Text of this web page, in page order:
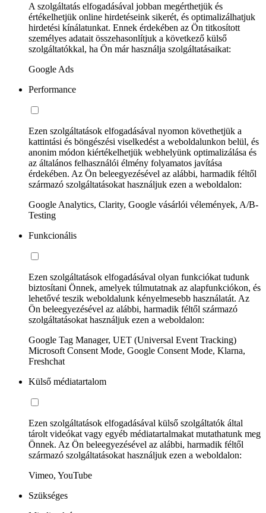
A szolgáltatás elfogadásával jobban megérthetjük és
értékelhetjük online hirdetéseink sikerét, és optimalizálhatjuk
hirdetési kínálatunkat. Ennek érdekében az Ön titkosított
személyes adatait összehasonlítjuk a következő külső
szolgáltatókkal, ha Ön már használja szolgáltatásaikat:
Google Ads
Performance
Ezen szolgáltatások elfogadásával nyomon követhetjük a
kattintási és böngészési viselkedést a weboldalunkon belül, és
anonim módon kiértékelhetjük webhelyünk optimalizálása és
az általános felhasználói élmény folyamatos javítása
érdekében. Az Ön beleegyezésével az alábbi, harmadik féltől
származó szolgáltatásokat használjuk ezen a weboldalon:
Google Analytics, Clarity, Google vásárlói vélemények, A/B-
Testing
Funkcionális
Ezen szolgáltatások elfogadásával olyan funkciókat tudunk
biztosítani Önnek, amelyek túlmutatnak az alapfunkciókon, és
lehetővé teszik weboldalunk kényelmesebb használatát. Az
Ön beleegyezésével az alábbi, harmadik féltől származó
szolgáltatásokat használjuk ezen a weboldalon:
Google Tag Manager, UET (Universal Event Tracking)
Microsoft Consent Mode, Google Consent Mode, Klarna,
Freshchat
Külső médiatartalom
Ezen szolgáltatások elfogadásával külső szolgáltatók által
tárolt videókat vagy egyéb médiatartalmakat mutathatunk meg
Önnek. Az Ön beleegyezésével az alábbi, harmadik féltől
származó szolgáltatásokat használjuk ezen a weboldalon:
Vimeo, YouTube
Szükséges